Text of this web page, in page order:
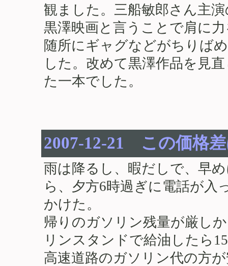
観ました。三船敏郎さん主
黒澤映画と言うことで肩に
随所にギャグなどがちりば
した。改めて黒澤作品を見
た一本でした。
2007-12-21 この価格
雨は降るし、暇だしで、早
ら、夕方6時過ぎに電話が入
かけた。
帰りのガソリン残量が厳し
リンスタンドで給油したら
高速道路のガソリン代の方